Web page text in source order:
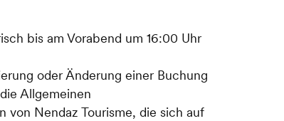
bis am Vorabend um 16:00 Uhr
oder Änderung einer Buchung
Allgemeinen
von Nendaz Tourisme, die sich auf